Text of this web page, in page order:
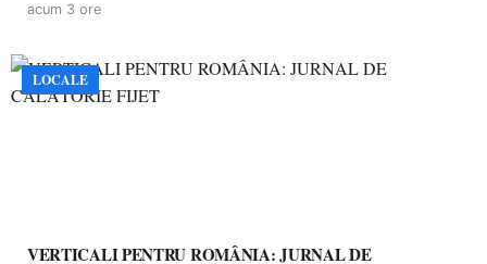
acum 3 ore
LOCALE
VERTICALI PENTRU ROMÂNIA: JURNAL DE